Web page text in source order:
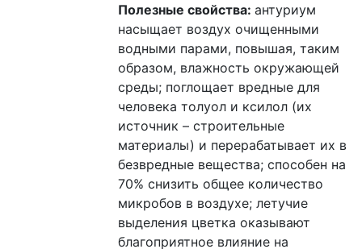
Полезные свойства: антуриум
насыщает воздух очищенными
водными парами, повышая, таким
образом, влажность окружающей
среды; поглощает вредные для
человека толуол и ксилол (их
источник – строительные
материалы) и перерабатывает их в
безвредные вещества; способен на
70% снизить общее количество
микробов в воздухе; летучие
выделения цветка оказывают
благоприятное влияние на